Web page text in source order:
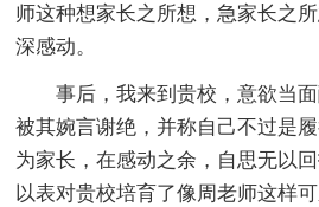
师这种想家长之所想，急家长之
深感动。
事后，我来到贵校，意欲当面
被其婉言谢绝，并称自己不过是
为家长，在感动之余，自思无以
以表对贵校培育了像周老师这样